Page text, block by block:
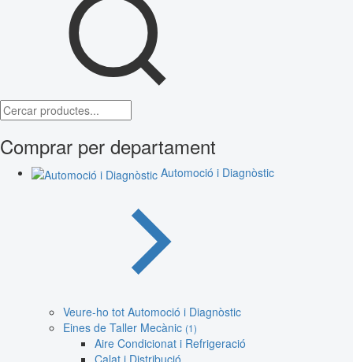
Comprar per departament
Automoció i Diagnòstic
Veure-ho tot Automoció i Diagnòstic
Eines de Taller Mecànic (1)
Aire Condicionat i Refrigeració
Calat i Distribució